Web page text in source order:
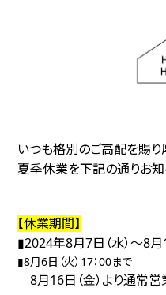
いつも格別のご高配を賜り
夏季休業を下記の通りお知
【休業期間】
▮2024年8月7日（水）～8月
▮8月6日（火）17：00まで
8月16日（金）より通常営